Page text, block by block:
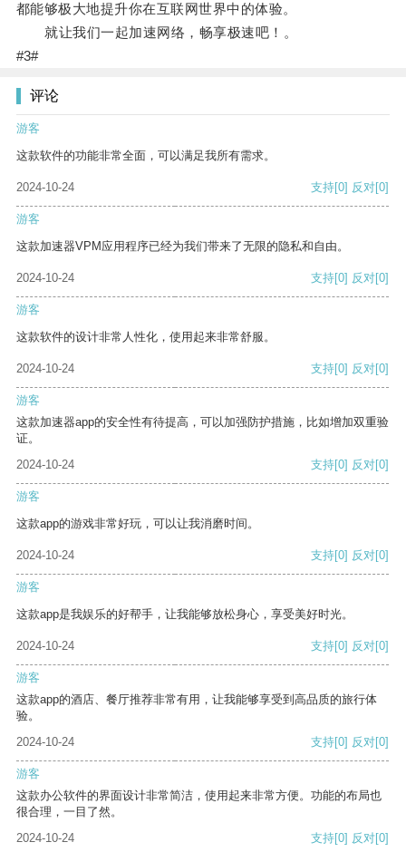
都能够极大地提升你在互联网世界中的体验。
就让我们一起加速网络，畅享极速吧！。
#3#
评论
游客
这款软件的功能非常全面，可以满足我所有需求。
2024-10-24 支持[0] 反对[0]
游客
这款加速器VPM应用程序已经为我们带来了无限的隐私和自由。
2024-10-24 支持[0] 反对[0]
游客
这款软件的设计非常人性化，使用起来非常舒服。
2024-10-24 支持[0] 反对[0]
游客
这款加速器app的安全性有待提高，可以加强防护措施，比如增加双重验
证。
2024-10-24
支持[0] 反对[0]
游客
这款app的游戏非常好玩，可以让我消磨时间。
2024-10-24 支持[0] 反对[0]
游客
这款app是我娱乐的好帮手，让我能够放松身心，享受美好时光。
2024-10-24 支持[0] 反对[0]
游客
这款app的酒店、餐厅推荐非常有用，让我能够享受到高品质的旅行体
验。
2024-10-24
支持[0] 反对[0]
游客
这款办公软件的界面设计非常简洁，使用起来非常方便。功能的布局也
很合理，一目了然。
2024-10-24
支持[0] 反对[0]